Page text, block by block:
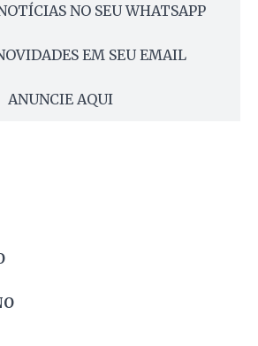
NO SEU WHATSAPP
EM SEU EMAIL
ANUNCIE AQUI